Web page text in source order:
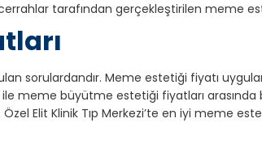
tarafından gerçekleştirilen meme
sorulardandır. Meme estetiği fiyatı
meme büyütme estetiği fiyatları
Özel Elit Klinik Tıp Merkezi’te en iyi